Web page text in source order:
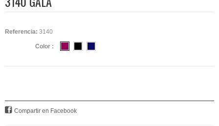
Referencia: 3140
Color :
Compartir en Facebook